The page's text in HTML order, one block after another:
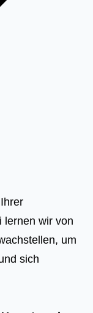
lernen wir von
um
sich